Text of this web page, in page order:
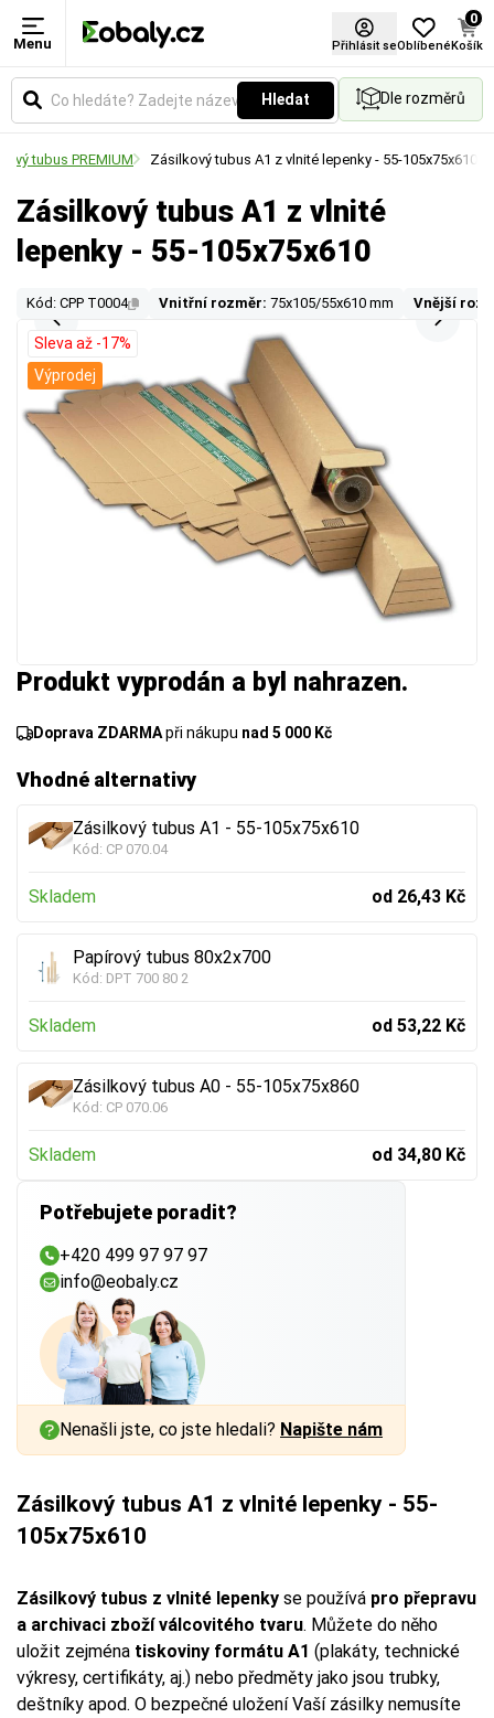
Menu Přihlásit seOblíbené
0
Košík
Hledat Dle rozměrů
tubus PREMIUM Zásilkový tubus A1 z vlnité lepenky - 55-105x75x610
Zásilkový tubus A1 z vlnité
lepenky - 55-105x75x610
Kód: CPP T0004 Vnitřní rozměr: 75x105/55x610 mm Vnější
Produkt vyprodán a byl nahrazen.
Doprava ZDARMApři nákupu nad 5 000 Kč
Vhodné alternativy
Zásilkový tubus A1 - 55-105x75x610
Kód: CP 070.04
Skladem od 26,43 Kč
Papírový tubus 80x2x700
Kód: DPT 700 80 2
Skladem od 53,22 Kč
Zásilkový tubus A0 - 55-105x75x860
Kód: CP 070.06
Skladem od 34,80 Kč
Potřebujete poradit?
+420 499 97 97 97
info@eobaly.cz
Nenašli jste, co jste hledali? Napište nám
Sleva až -17%
Výprodej
Zásilkový tubus A1 z vlnité lepenky - 55-
105x75x610
Zásilkový tubus z vlnité lepenky se používá pro přepravu
a archivaci zboží válcovitého tvaru. Můžete do něho
uložit zejména tiskoviny formátu A1 (plakáty, technické
výkresy, certifikáty, aj.) nebo předměty jako jsou trubky,
deštníky apod. O bezpečné uložení Vaší zásilky nemusíte